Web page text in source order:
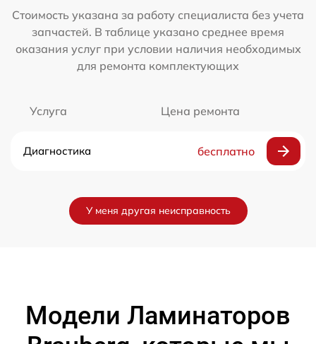
Стоимость указана за работу специалиста без учета
запчастей. В таблице указано среднее время
оказания услуг при условии наличия необходимых
для ремонта комплектующих
Услуга Цена ремонта
Диагностика бесплатно
У меня другая неисправность
Модели Ламинаторов